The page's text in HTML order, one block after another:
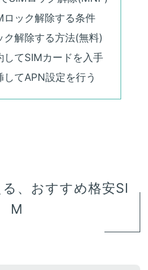
ロック解除する条件
ク解除する方法(無料)
してSIMカードを入手
してAPN設定を行う
、おすすめ格安SI
M